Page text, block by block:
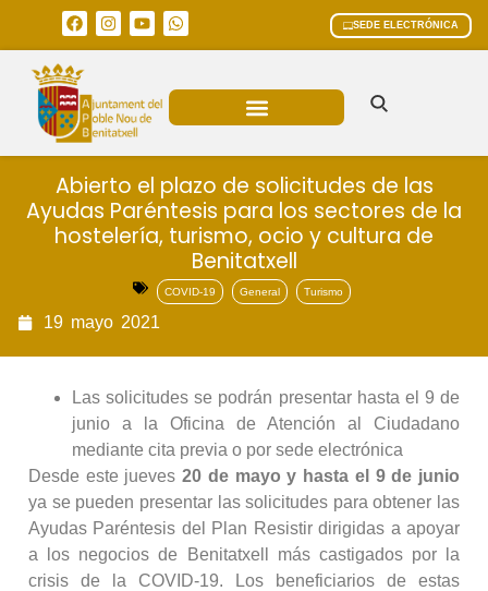
SEDE ELECTRÓNICA
Abierto el plazo de solicitudes de las
Ayudas Paréntesis para los sectores de la
hostelería, turismo, ocio y cultura de
Benitatxell
COVID-19 General Turismo
19 mayo 2021
Las solicitudes se podrán presentar hasta el 9 de
junio a la Oficina de Atención al Ciudadano
mediante cita previa o por sede electrónica
Desde este jueves20 de mayo y hasta el 9 de junio
ya se pueden presentar las solicitudes para obtener las
Ayudas Paréntesis del Plan Resistir dirigidas a apoyar
a los negocios de Benitatxell más castigados por la
crisis de la COVID-19. Los beneficiarios de estas